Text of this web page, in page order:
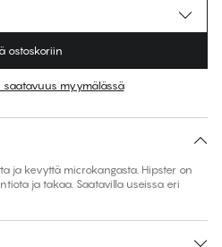
ostoskoriin
saatavuus myymälässä
ja kevyttä microkangasta. Hipster on
ja takaa. Saatavilla useissa eri